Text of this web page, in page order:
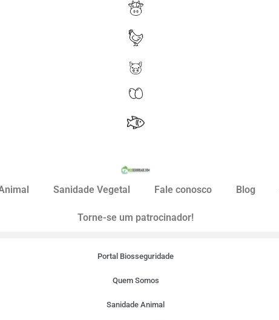
Sanidade Vegetal Fale conosco Blog
Torne-se um patrocinador!
Portal Biosseguridade
Quem Somos
Sanidade Animal